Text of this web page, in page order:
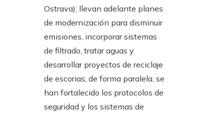
Ostrava): llevan adelante planes
de modernización para disminuir
emisiones, incorporar sistemas
de filtrado, tratar aguas y
desarrollar proyectos de reciclaje
de escorias; de forma paralela, se
han fortalecido los protocolos de
seguridad y los sistemas de